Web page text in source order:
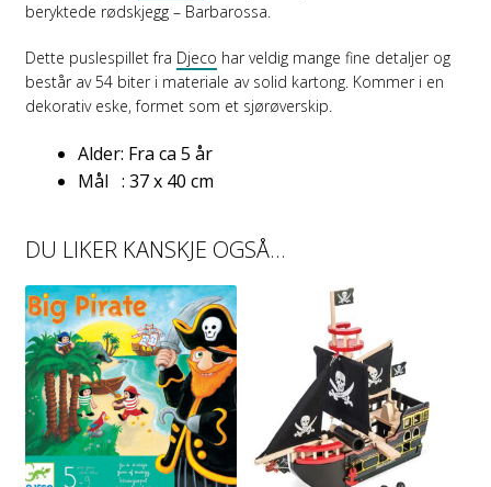
beryktede rødskjegg – Barbarossa.
Dette puslespillet fra Djeco har veldig mange fine detaljer og
består av 54 biter i materiale av solid kartong. Kommer i en
dekorativ eske, formet som et sjørøverskip.
Alder: Fra ca 5 år
Mål : 37 x 40 cm
DU LIKER KANSKJE OGSÅ…